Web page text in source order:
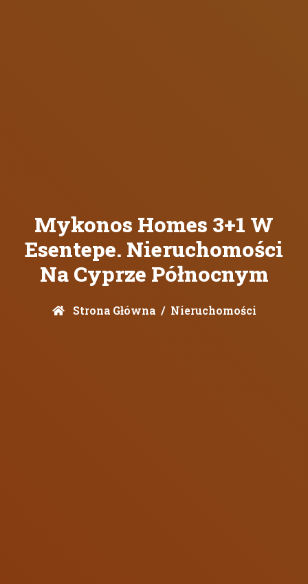
Mykonos Homes 3+1 W
Esentepe. Nieruchomości
Na Cyprze Północnym
Strona Główna Nieruchomości